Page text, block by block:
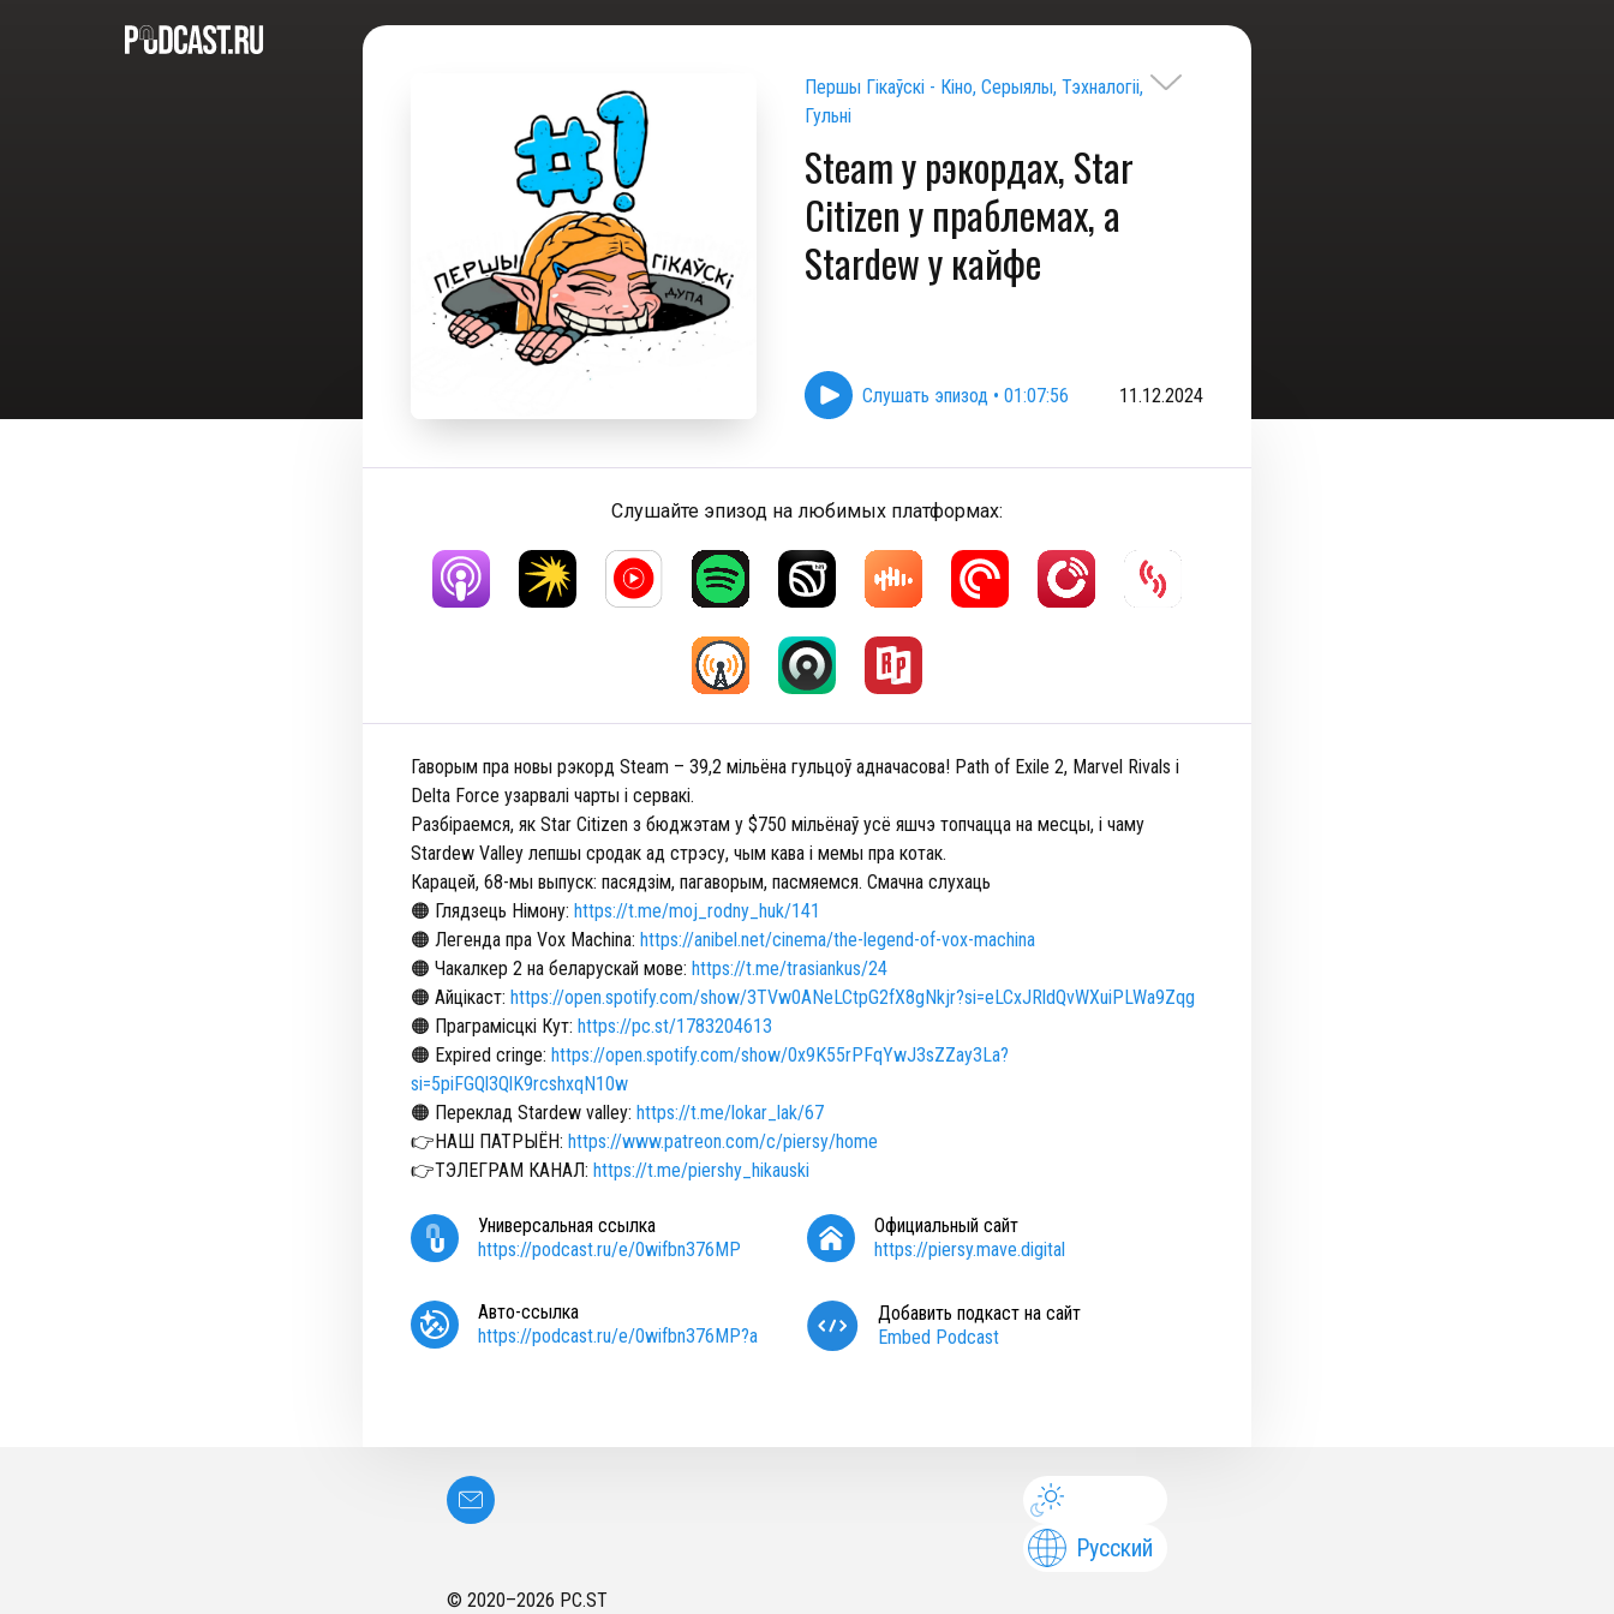
Першы Гікаўскі - Кіно, Серыялы, Тэхналогіі,
Гульні
Steam у рэкордах, Star
Citizen у праблемах, а
Stardew у кайфе
Слушать эпизод • 01:07:56 11.12.2024
Слушайте эпизод на любимых платформах:
Гаворым пра новы рэкорд Steam – 39,2 мільёна гульцоў адначасова! Path of Exile 2, Marvel Rivals і
Delta Force узарвалі чарты і сервакі.
Разбіраемся, як Star Citizen з бюджэтам у $750 мільёнаў усё яшчэ топчацца на месцы, і чаму
Stardew Valley лепшы сродак ад стрэсу, чым кава і мемы пра котак.
Карацей, 68-мы выпуск: пасядзім, пагаворым, пасмяемся. Смачна слухаць
🟠 Глядзець Німону: https://t.me/moj_rodny_huk/141
🟠 Легенда пра Vox Machina: https://anibel.net/cinema/the-legend-of-vox-machina
🟠 Чакалкер 2 на беларускай мове: https://t.me/trasiankus/24
🟠 Айцікаст: https://open.spotify.com/show/3TVw0ANeLCtpG2fX8gNkjr?si=eLCxJRldQvWXuiPLWa9Zqg
🟠 Праграмісцкі Кут: https://pc.st/1783204613
🟠 Expired cringe: https://open.spotify.com/show/0x9K55rPFqYwJ3sZZay3La?
si=5piFGQl3QlK9rcshxqN10w
🟠 Переклад Stardew valley: https://t.me/lokar_lak/67
👉НАШ ПАТРЫЁН: https://www.patreon.com/c/piersy/home
👉ТЭЛЕГРАМ КАНАЛ: https://t.me/piershy_hikauski
Универсальная ссылка
https://podcast.ru/e/0wifbn376MP
Официальный сайт
https://piersy.mave.digital
Авто-ссылка
https://podcast.ru/e/0wifbn376MP?a
Добавить подкаст на сайт
Embed Podcast
Русский
© 2020–2026 PC.ST